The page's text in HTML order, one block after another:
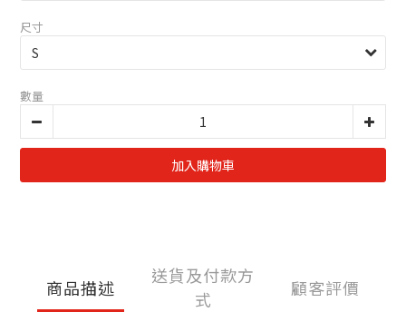
尺寸
數量
加入購物車
商品描述
送貨及付款方
式
顧客評價